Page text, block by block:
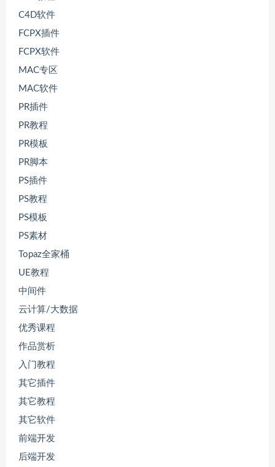
C4D软件
FCPX插件
FCPX软件
MAC专区
MAC软件
PR插件
PR教程
PR模板
PR脚本
PS插件
PS教程
PS模板
PS素材
Topaz全家桶
UE教程
中间件
云计算/大数据
优秀课程
作品赏析
入门教程
其它插件
其它教程
其它软件
前端开发
后端开发